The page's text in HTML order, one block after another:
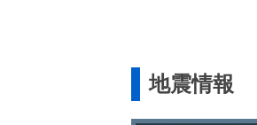
地震情報